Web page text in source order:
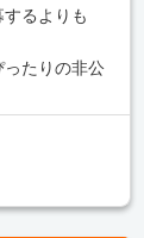
るよりも
ったりの非公